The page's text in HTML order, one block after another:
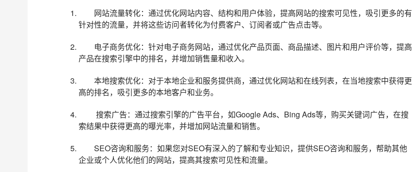
网站流量转化：通过优化网站内容、结构和用户体验，提高网站的搜索可见性，吸引更多的有
针对性的流量，并将这些访问者转化为付费客户、订阅者或广告点击等。
电子商务优化：针对电子商务网站，通过优化产品页面、商品描述、图片和用户评价等，提高
产品在搜索引擎中的排名，并增加销售量和收入。
本地搜索优化：对于本地企业和服务提供商，通过优化网站和在线列表，在当地搜索中获得更
高的排名，吸引更多的本地客户和业务。
搜索广告：通过搜索引擎的广告平台，如Google Ads、Bing Ads等，购买关键词广告，在搜
索结果中获得更高的曝光率，并增加网站流量和销售。
SEO咨询和服务：如果您对SEO有深入的了解和专业知识，提供SEO咨询和服务，帮助其他
企业或个人优化他们的网站，提高其搜索可见性和流量。